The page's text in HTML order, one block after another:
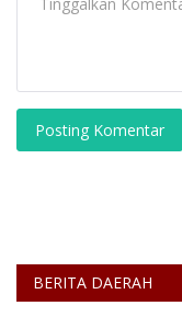
Posting Komentar
BERITA DAERAH